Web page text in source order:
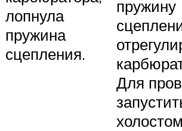
лопнула
пружина
сцепления.
пружину
Для